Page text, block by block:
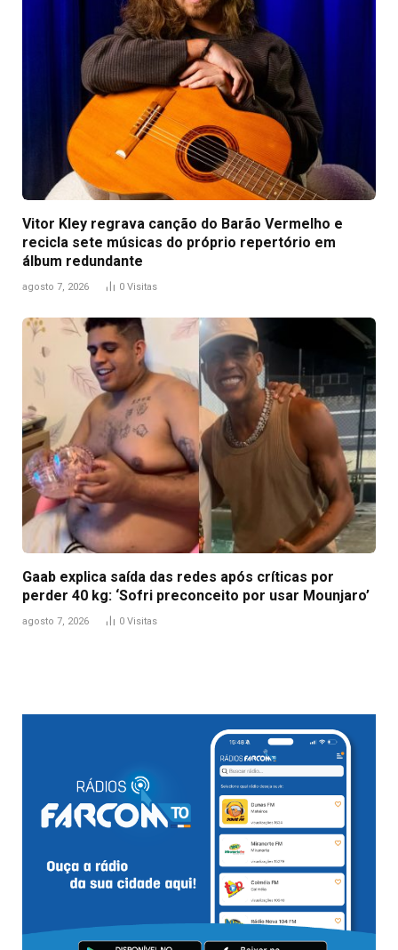
Vitor Kley regrava canção do Barão Vermelho e
recicla sete músicas do próprio repertório em
álbum redundante
agosto 7, 2026 0 Visitas
Gaab explica saída das redes após críticas por
perder 40 kg: ‘Sofri preconceito por usar Mounjaro’
agosto 7, 2026 0 Visitas